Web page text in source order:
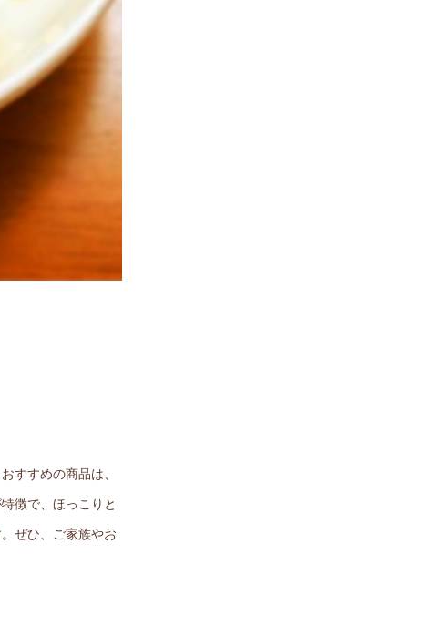
すすめの商品は、
徴で、ほっこりと
ぜひ、ご家族やお